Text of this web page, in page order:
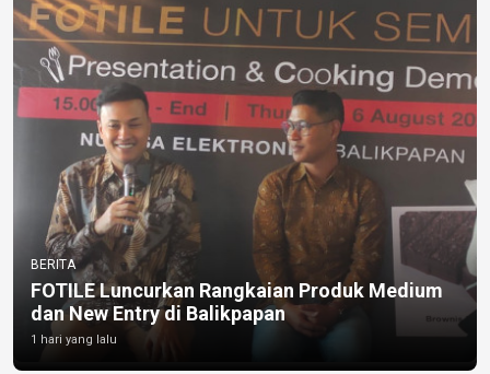
BERITA
FOTILE Luncurkan Rangkaian Produk Medium
dan New Entry di Balikpapan
1 hari yang lalu